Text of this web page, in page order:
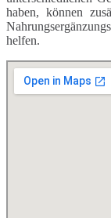
haben, können
helfen.